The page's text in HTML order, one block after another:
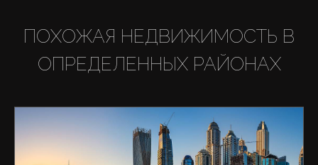
ПОХОЖАЯ НЕДВИЖИМОСТЬ В
ОПРЕДЕЛЕННЫХ РАЙОНАХ